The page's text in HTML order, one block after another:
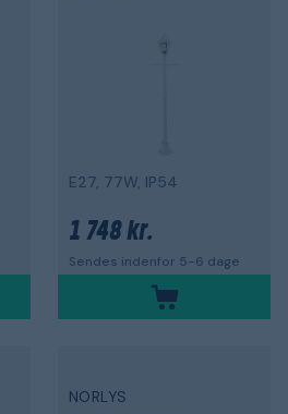
E27, 77W, IP54
1 748 kr.
Sendes indenfor 5-6 dage
NORLYS